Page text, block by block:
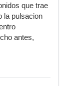
que trae
la pulsacion
antes,